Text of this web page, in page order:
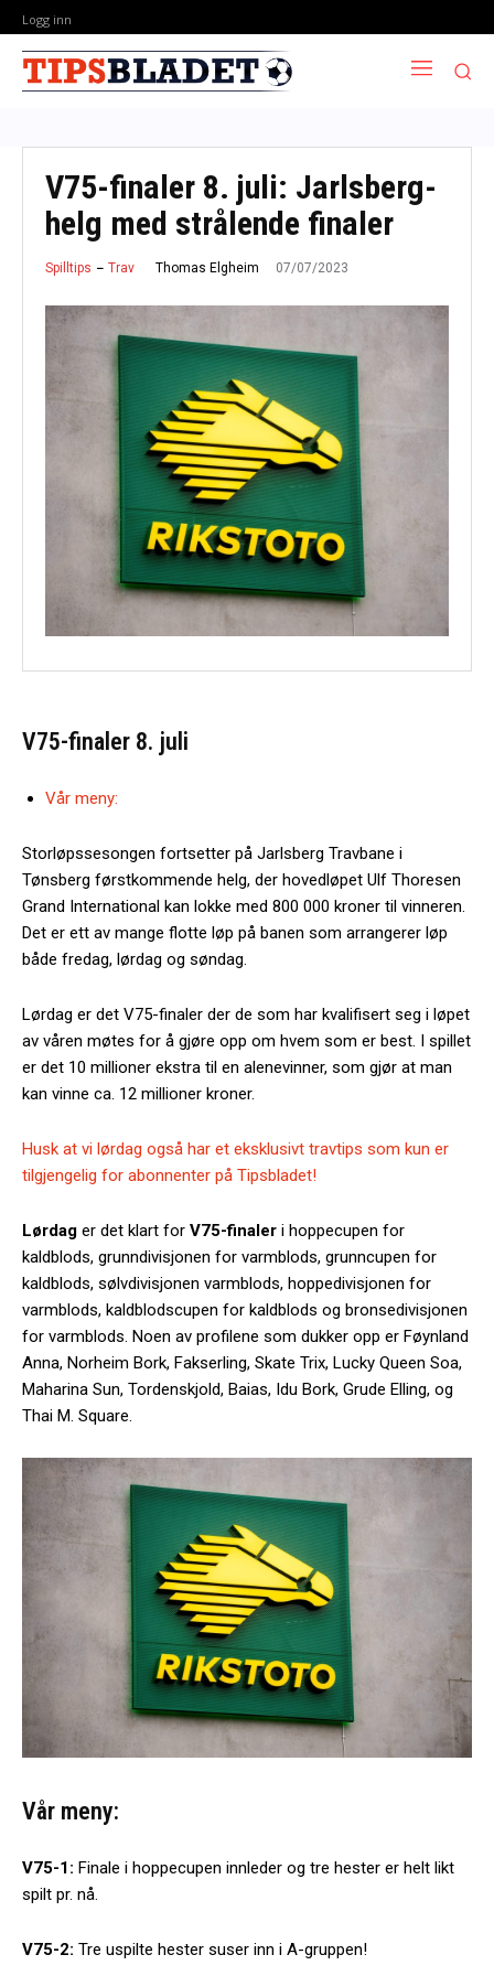
Logg inn
V75-finaler 8. juli: Jarlsberg-
helg med strålende finaler
Spilltips Trav Thomas Elgheim 07/07/2023
V75-finaler 8. juli
Vår meny:
Storløpssesongen fortsetter på Jarlsberg Travbane i
Tønsberg førstkommende helg, der hovedløpet Ulf Thoresen
Grand International kan lokke med 800 000 kroner til vinneren.
Det er ett av mange flotte løp på banen som arrangerer løp
både fredag, lørdag og søndag.
Lørdag er det V75-finaler der de som har kvalifisert seg i løpet
av våren møtes for å gjøre opp om hvem som er best. I spillet
er det 10 millioner ekstra til en alenevinner, som gjør at man
kan vinne ca. 12 millioner kroner.
Husk at vi lørdag også har et eksklusivt travtips som kun er
tilgjengelig for abonnenter på Tipsbladet!
Lørdag er det klart for V75-finaler i hoppecupen for
kaldblods, grunndivisjonen for varmblods, grunncupen for
kaldblods, sølvdivisjonen varmblods, hoppedivisjonen for
varmblods, kaldblodscupen for kaldblods og bronsedivisjonen
for varmblods. Noen av profilene som dukker opp er Føynland
Anna, Norheim Bork, Fakserling, Skate Trix, Lucky Queen Soa,
Maharina Sun, Tordenskjold, Baias, Idu Bork, Grude Elling, og
Thai M. Square.
Vår meny:
V75-1: Finale i hoppecupen innleder og tre hester er helt likt
spilt pr. nå.
V75-2: Tre uspilte hester suser inn i A-gruppen!